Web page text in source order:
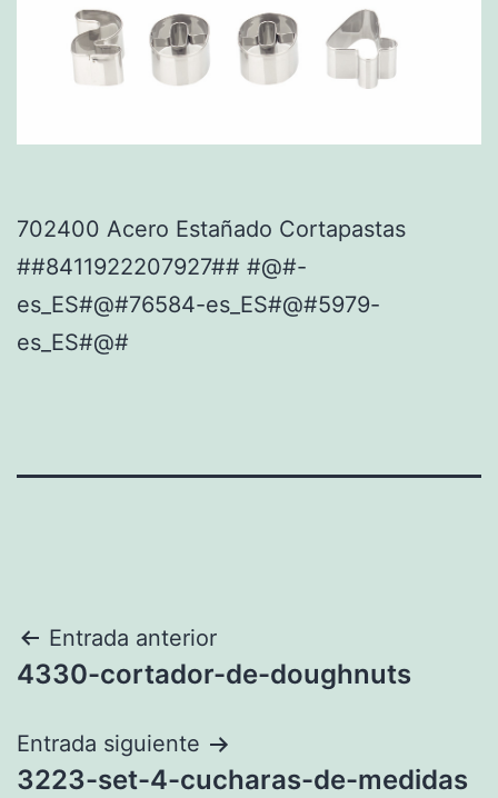
702400 Acero Estañado Cortapastas
##8411922207927## #@#-
es_ES#@#76584-es_ES#@#5979-
es_ES#@#
Navegación
de
entradas
Entrada anterior
4330-cortador-de-doughnuts
Entrada siguiente
3223-set-4-cucharas-de-medidas